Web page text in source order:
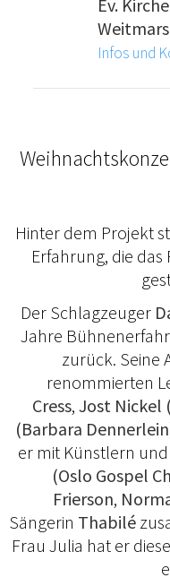
Ev.
Weitmars
Infos und
Hinter dem Projekt
Erfahrung, die
Der Schlagzeuger
Jahre
zurück. Seine
renommierten
Cress, Jost Nickel
(Barbara
er mit Künstlern
(Oslo Gospel
Frierson,
Sängerin Thabilé
Frau Julia hat er